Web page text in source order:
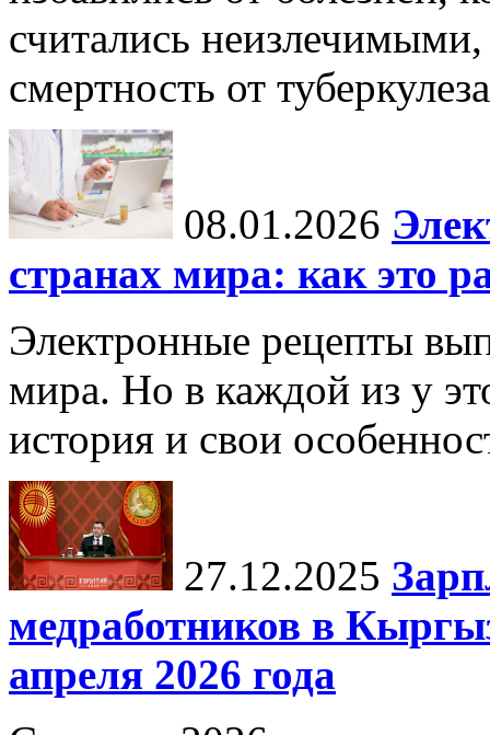
считались неизлечимыми,
смертность от
08.01.2026
странах мира: как это
Электронные рецепты
мира. Но в каждой из у
история и свои
27.12.2025
медработников в
апреля 2026 года